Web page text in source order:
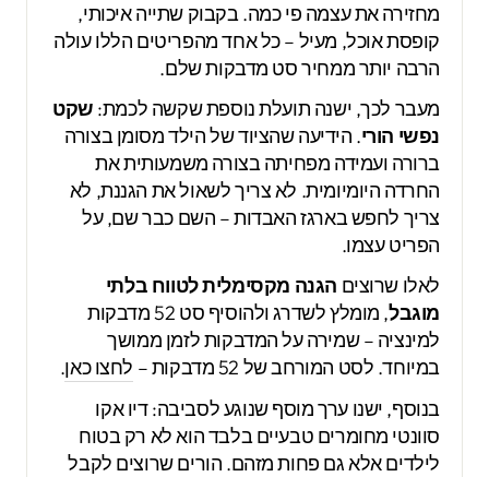
מחזירה את עצמה פי כמה. בקבוק שתייה איכותי,
קופסת אוכל, מעיל – כל אחד מהפריטים הללו עולה
הרבה יותר ממחיר סט מדבקות שלם.
מעבר לכך, ישנה תועלת נוספת שקשה לכמת: שקט
נפשי הורי. הידיעה שהציוד של הילד מסומן בצורה
ברורה ועמידה מפחיתה בצורה משמעותית את
החרדה היומיומית. לא צריך לשאול את הגננת, לא
צריך לחפש בארגז האבדות – השם כבר שם, על
הפריט עצמו.
לאלו שרוצים הגנה מקסימלית לטווח בלתי
מוגבל
, מומלץ לשדרג ולהוסיף סט 52 מדבקות
למינציה – שמירה על המדבקות לזמן ממושך
במיוחד. לסט המורחב של 52 מדבקות –
לחצו כאן.
בנוסף, ישנו ערך מוסף שנוגע לסביבה: דיו אקו
סוונטי מחומרים טבעיים בלבד הוא לא רק בטוח
לילדים אלא גם פחות מזהם. הורים שרוצים לקבל